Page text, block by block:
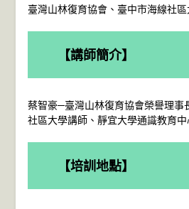
臺灣山林復育協會、臺中市海線社區
【講師簡介】
蔡智豪─臺灣山林復育協會榮譽理事
社區大學講師、靜宜大學通識教育
【培訓地點】